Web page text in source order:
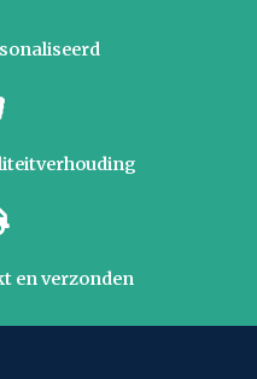
en verzonden